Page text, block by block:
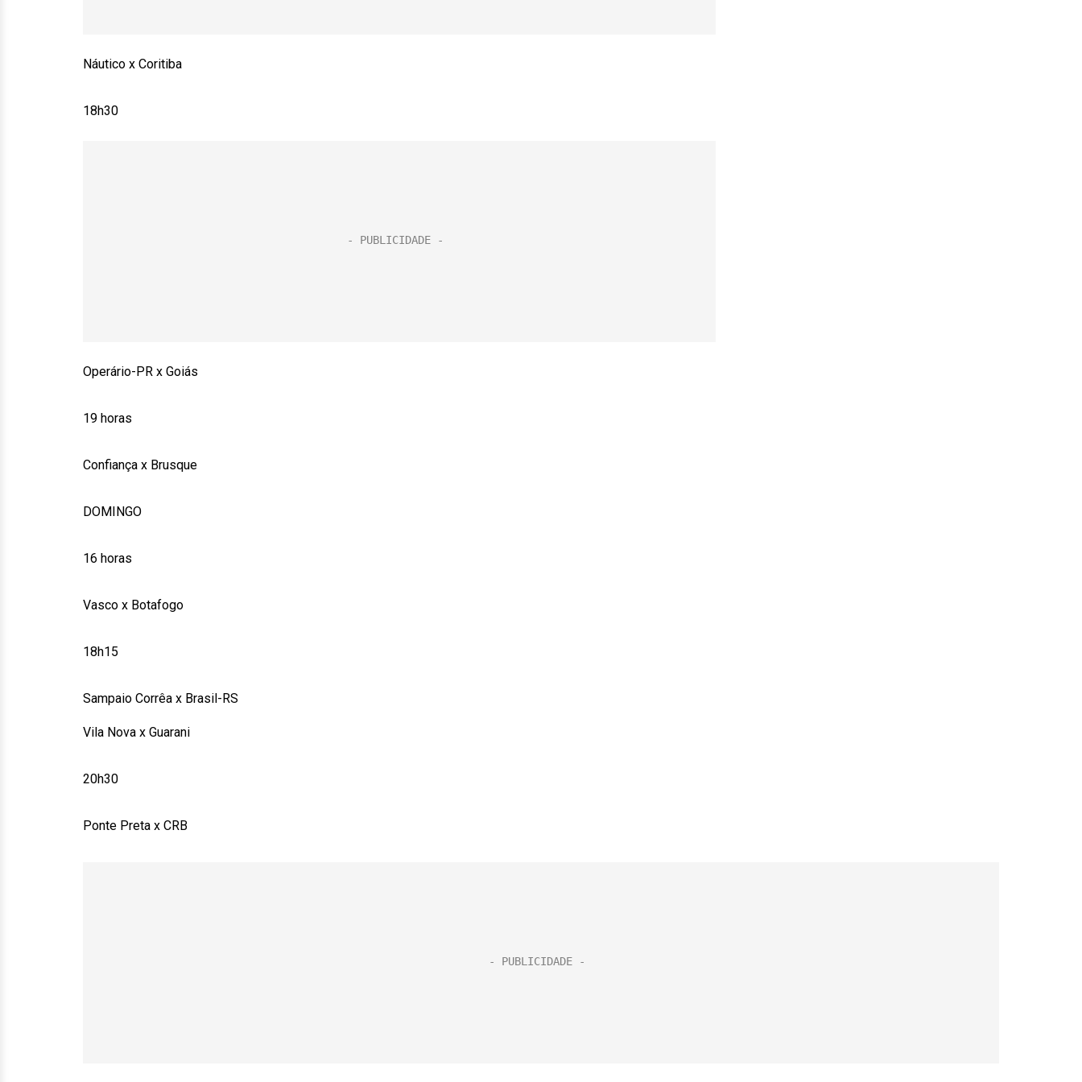
Náutico x Coritiba
18h30
Operário-PR x Goiás
19 horas
Confiança x Brusque
DOMINGO
16 horas
Vasco x Botafogo
18h15
Sampaio Corrêa x Brasil-RS
Vila Nova x Guarani
20h30
Ponte Preta x CRB